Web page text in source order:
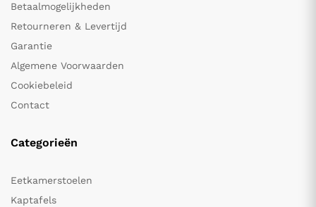
Betaalmogelijkheden
Retourneren & Levertijd
Garantie
Algemene Voorwaarden
Cookiebeleid
Contact
Categorieën
Eetkamerstoelen
Kaptafels